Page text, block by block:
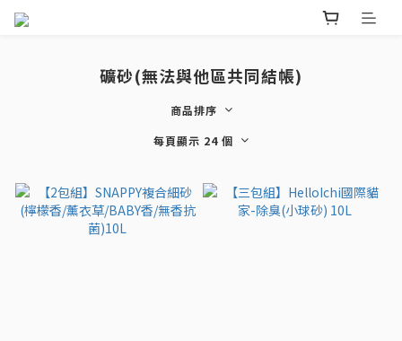
礦砂(無法與他區共同結帳)
商品排序
每頁顯示 24 個